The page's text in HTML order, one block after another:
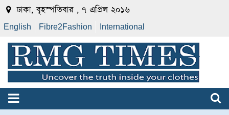
ঢাকা, বৃহস্পতিবার , ৭ এপ্রিল ২০১৬
English Fibre2Fashion International